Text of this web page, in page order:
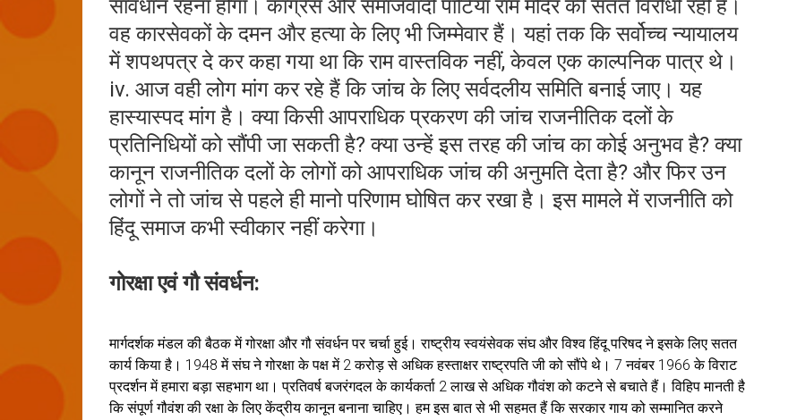
सावधान रहना होगा। कांग्रेस और समाजवादी पार्टियां राम मंदिर की सतत विरोधी रही हैं।
वह कारसेवकों के दमन और हत्या के लिए भी जिम्मेवार हैं। यहां तक कि सर्वोच्च न्यायालय
में शपथपत्र दे कर कहा गया था कि राम वास्तविक नहीं, केवल एक काल्पनिक पात्र थे।
iv. आज वही लोग मांग कर रहे हैं कि जांच के लिए सर्वदलीय समिति बनाई जाए। यह
हास्यास्पद मांग है। क्या किसी आपराधिक प्रकरण की जांच राजनीतिक दलों के
प्रतिनिधियों को सौंपी जा सकती है? क्या उन्हें इस तरह की जांच का कोई अनुभव है? क्या
कानून राजनीतिक दलों के लोगों को आपराधिक जांच की अनुमति देता है? और फिर उन
लोगों ने तो जांच से पहले ही मानो परिणाम घोषित कर रखा है। इस मामले में राजनीति को
हिंदू समाज कभी स्वीकार नहीं करेगा।
गोरक्षा एवं गौ संवर्धन:
मार्गदर्शक मंडल की बैठक में गोरक्षा और गौ संवर्धन पर चर्चा हुई। राष्ट्रीय स्वयंसेवक संघ और विश्व हिंदू परिषद ने इसके लिए सतत
कार्य किया है। 1948 में संघ ने गोरक्षा के पक्ष में 2 करोड़ से अधिक हस्ताक्षर राष्ट्रपति जी को सौंपे थे। 7 नवंबर 1966 के विराट
प्रदर्शन में हमारा बड़ा सहभाग था। प्रतिवर्ष बजरंगदल के कार्यकर्ता 2 लाख से अधिक गौवंश को कटने से बचाते हैं। विहिप मानती है
कि संपूर्ण गौवंश की रक्षा के लिए केंद्रीय कानून बनाना चाहिए। हम इस बात से भी सहमत हैं कि सरकार गाय को सम्मानित करने